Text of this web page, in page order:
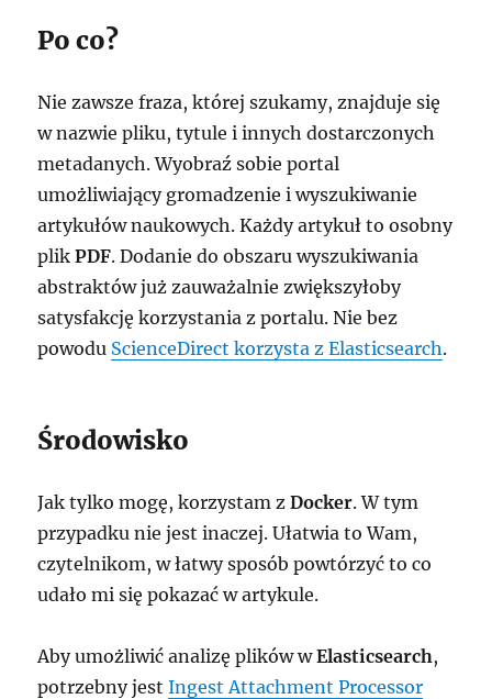
Po co?
Nie zawsze fraza, której szukamy, znajduje się
w nazwie pliku, tytule i innych dostarczonych
metadanych. Wyobraź sobie portal
umożliwiający gromadzenie i wyszukiwanie
artykułów naukowych. Każdy artykuł to osobny
plikPDF. Dodanie do obszaru wyszukiwania
abstraktów już zauważalnie zwiększyłoby
satysfakcję korzystania z portalu. Nie bez
powodu ScienceDirect korzysta z Elasticsearch.
Środowisko
Jak tylko mogę, korzystam zDocker. W tym
przypadku nie jest inaczej. Ułatwia to Wam,
czytelnikom, w łatwy sposób powtórzyć to co
udało mi się pokazać w artykule.
Aby umożliwić analizę plików wElasticsearch,
potrzebny jestIngest Attachment Processor